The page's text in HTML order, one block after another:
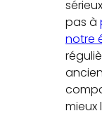
pas à
notre
mieux